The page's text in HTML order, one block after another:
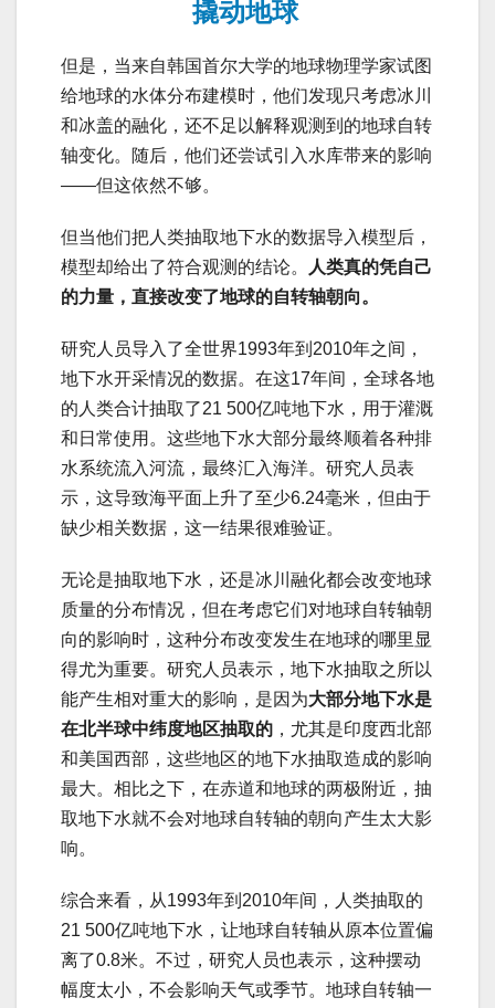
撬动地球
但是，当来自韩国首尔大学的地球物理学家试图
给地球的水体分布建模时，他们发现只考虑冰川
和冰盖的融化，还不足以解释观测到的地球自转
轴变化。随后，他们还尝试引入水库带来的影响
——但这依然不够。
但当他们把人类抽取地下水的数据导入模型后，
模型却给出了符合观测的结论。
人类真的凭自己
的力量，直接改变了地球的自转轴朝向。
研究人员导入了全世界1993年到2010年之间，
地下水开采情况的数据。在这17年间，全球各地
的人类合计抽取了21 500亿吨地下水，用于灌溉
和日常使用。这些地下水大部分最终顺着各种排
水系统流入河流，最终汇入海洋。研究人员表
示，这导致海平面上升了至少6.24毫米，但由于
缺少相关数据，这一结果很难验证。
无论是抽取地下水，还是冰川融化都会改变地球
质量的分布情况，但在考虑它们对地球自转轴朝
向的影响时，这种分布改变发生在地球的哪里显
得尤为重要。研究人员表示，地下水抽取之所以
能产生相对重大的影响，是因为大部分地下水是
在北半球中纬度地区抽取的 ，尤其是印度西北部
和美国西部，这些地区的地下水抽取造成的影响
最大。相比之下，在赤道和地球的两极附近，抽
取地下水就不会对地球自转轴的朝向产生太大影
响。
综合来看，从1993年到2010年间，人类抽取的
21 500亿吨地下水，让地球自转轴从原本位置偏
离了0.8米。不过，研究人员也表示，这种摆动
幅度太小，不会影响天气或季节。地球自转轴一